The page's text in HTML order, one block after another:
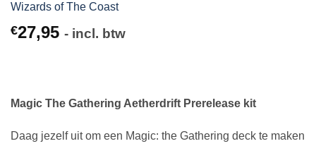
Wizards of The Coast
€27,95 - incl. btw
Magic The Gathering Aetherdrift Prerelease kit
Daag jezelf uit om een Magic: the Gathering deck te maken